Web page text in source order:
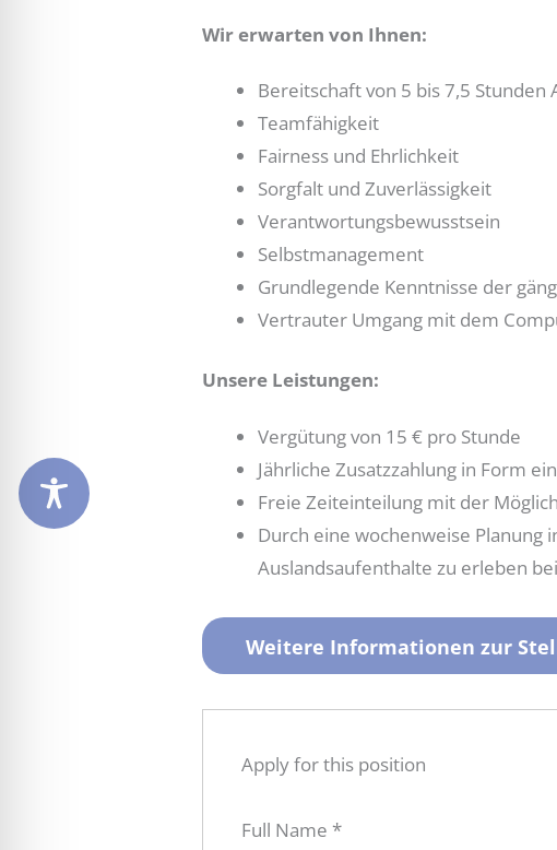
Wir erwarten von Ihnen:
Bereitschaft von 5 bis 7,5 Stunden
Teamfähigkeit
Fairness und Ehrlichkeit
Sorgfalt und Zuverlässigkeit
Verantwortungsbewusstsein
Selbstmanagement
Grundlegende Kenntnisse der
Vertrauter Umgang mit dem
Unsere Leistungen:
Vergütung von 15 € pro Stunde
Jährliche Zusatzzahlung in Form
Freie Zeiteinteilung mit der
Durch eine wochenweise Planung
Auslandsaufenthalte zu erleben
Weitere Informationen zur
Apply for this position
Full Name*